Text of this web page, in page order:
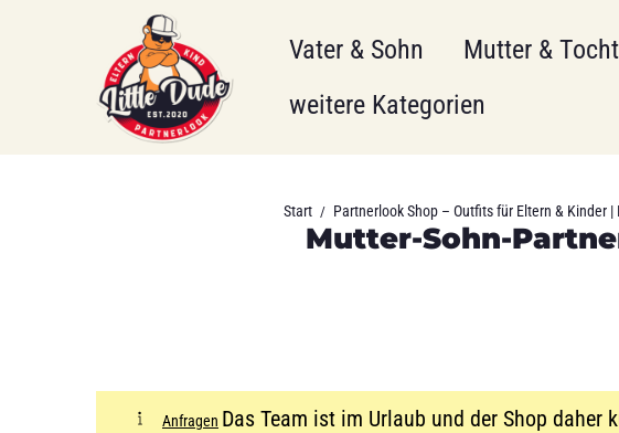
Vater & Sohn Mutter &
weitere Kategorien
Start / Partnerlook Shop – Outfits für Eltern & Kinder |
Mutter-Sohn-
Anfragen Das Team ist im Urlaub und der Shop